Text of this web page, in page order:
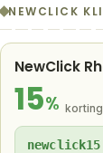
NEWCLICK
NewClick
15% korting
newclick15
van
maar dan
is
buiten